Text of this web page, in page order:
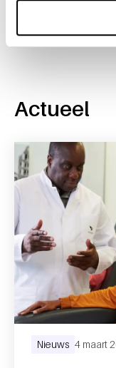
Actueel
Nieuws 4 maart